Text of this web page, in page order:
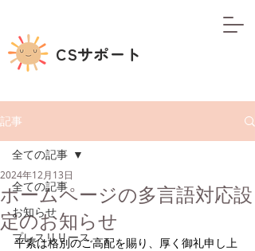
CSサポート
記事
全ての記事
お知らせ
プレスリリース
全ての記事
ホームページの多言語対応設
定のお知らせ
2024年12月13日
平素は格別のご高配を賜り、厚く御礼申し上